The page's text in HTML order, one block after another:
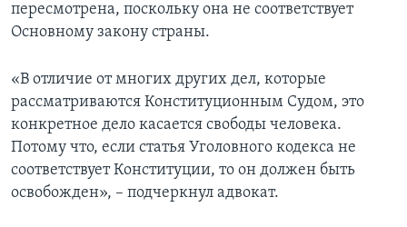
пересмотрена, поскольку она не соответствует
Основному закону страны.
«В отличие от многих других дел, которые
рассматриваются Конституционным Судом, это
конкретное дело касается свободы человека.
Потому что, если статья Уголовного кодекса не
соответствует Конституции, то он должен быть
освобожден», – подчеркнул адвокат.